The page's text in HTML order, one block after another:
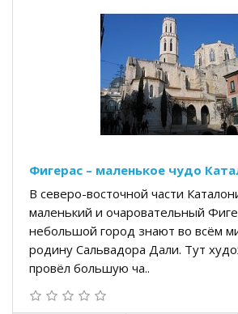
Фигерас – маленькое чудо
В северо-восточной части
маленький и очаровательный
небольшой город знают во всём
родину Сальвадора Дали. Тут
провёл большую ча..